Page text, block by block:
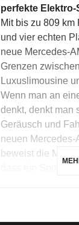
perfekte
Mit bis zu 809
und vier echten
neue Mercedes-
Grenzen
Luxuslimousine
Wenn man an
denkt, denkt man
Geräusch und
neuen Mercedes-
beweist die